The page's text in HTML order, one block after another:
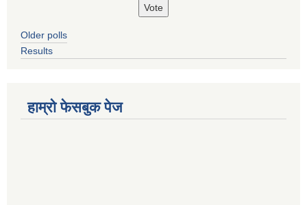
Older polls
Results
हाम्रो फेसबुक पेज